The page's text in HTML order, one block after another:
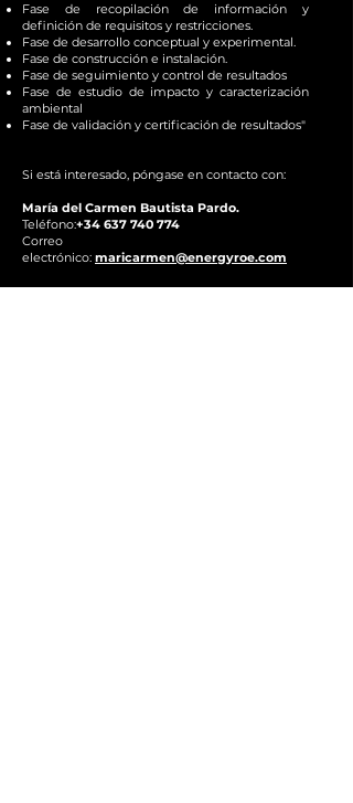
Fase de recopilación de información y
definición de requisitos y restricciones.
Fase de desarrollo conceptual y experimental.
Fase de construcción e instalación.
Fase de seguimiento y control de resultados
Fase de estudio de impacto y caracterización
ambiental
Fase de validación y certificación de resultados"
Si está interesado, póngase en contacto con:
María del Carmen Bautista Pardo.
Teléfono:+34 637 740 774
Correo
electrónico: maricarmen@energyroe.com